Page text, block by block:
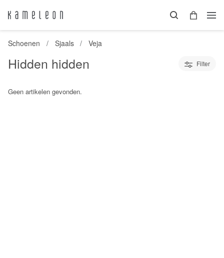
Schoenen Sjaals Veja
Hidden hidden Filter
Geen artikelen gevonden.